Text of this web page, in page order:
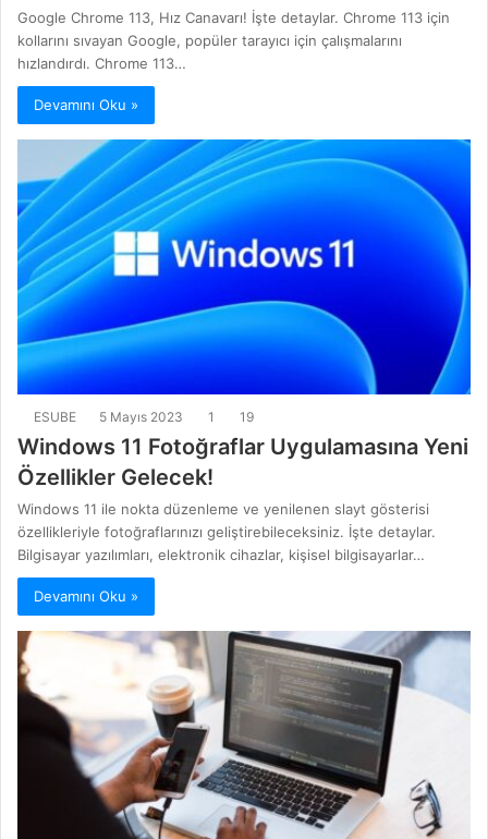
Google Chrome 113, Hız Canavarı! İşte detaylar. Chrome 113 için
kollarını sıvayan Google, popüler tarayıcı için çalışmalarını
hızlandırdı. Chrome 113…
Devamını Oku »
ESUBE 5 Mayıs 2023 1 19
Windows 11 Fotoğraflar Uygulamasına Yeni
Özellikler Gelecek!
Windows 11 ile nokta düzenleme ve yenilenen slayt gösterisi
özellikleriyle fotoğraflarınızı geliştirebileceksiniz. İşte detaylar.
Bilgisayar yazılımları, elektronik cihazlar, kişisel bilgisayarlar…
Devamını Oku »